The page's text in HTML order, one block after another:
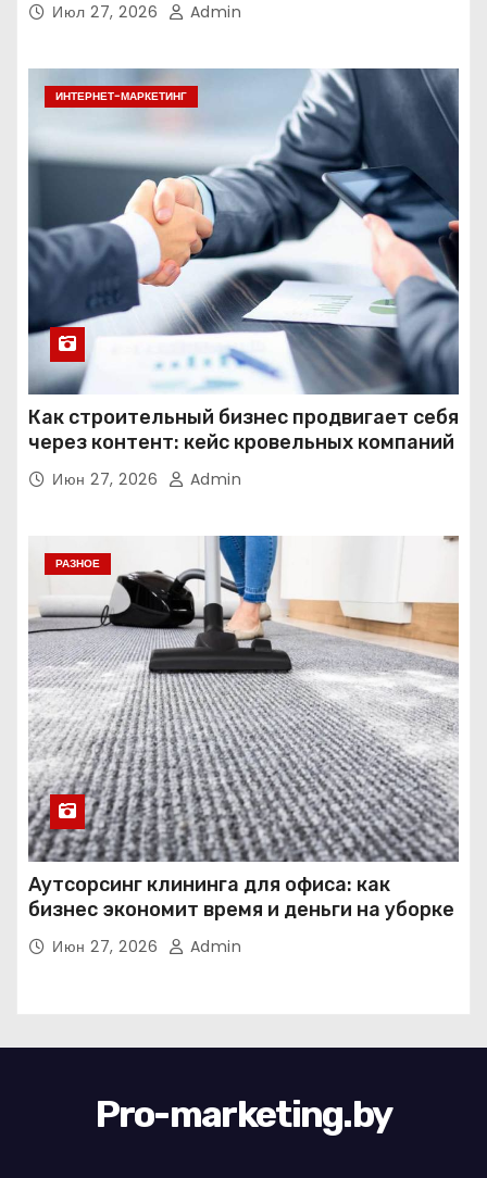
Июл 27, 2026 Admin
ИНТЕРНЕТ-МАРКЕТИНГ
Как строительный бизнес продвигает себя
через контент: кейс кровельных компаний
Июн 27, 2026 Admin
РАЗНОЕ
Аутсорсинг клининга для офиса: как
бизнес экономит время и деньги на уборке
Июн 27, 2026 Admin
Pro-marketing.by